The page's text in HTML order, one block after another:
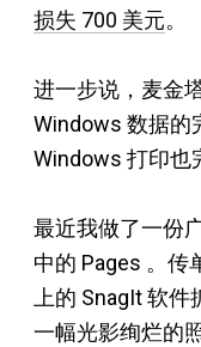
损失 700 美元。
进一步说，麦金
Windows 数据的
Windows 打印也
最近我做了一份
中的 Pages 。传
上的 SnagIt 软
一幅光影绚烂的